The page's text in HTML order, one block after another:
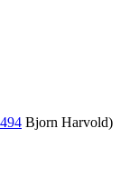
Bjorn Harvold)